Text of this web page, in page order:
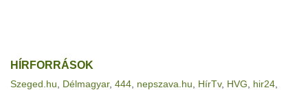
HÍRFORRÁSOK
Szeged.hu Délmagyar, 444 nepszava.hu HírTv, HVG hir24